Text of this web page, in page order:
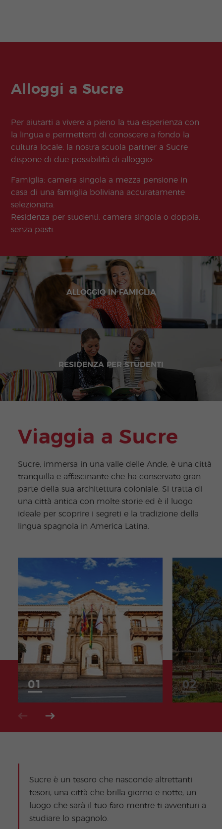
Alloggi a Sucre
Per aiutarti a vivere a pieno la tua esperienza con
la lingua e permetterti di conoscere a fondo la
cultura locale, la nostra scuola partner a Sucre
dispone di due possibilità di alloggio:
Famiglia: camera singola a mezza pensione in
casa di una famiglia boliviana accuratamente
selezionata.
Residenza per studenti: camera singola o doppia,
senza pasti.
ALLOGGIO IN FAMIGLIA
RESIDENZA PER STUDENTI
Viaggia a Sucre
Sucre, immersa in una valle delle Ande, è una città
tranquilla e affascinante che ha conservato gran
parte della sua architettura coloniale. Si tratta di
una città antica con molte storie ed è il luogo
ideale per scoprire i segreti e la tradizione della
lingua spagnola in America Latina.
Sucre è un tesoro che nasconde altrettanti
tesori, una città che brilla giorno e notte, un
luogo che sarà il tuo faro mentre ti avventuri a
studiare lo spagnolo.